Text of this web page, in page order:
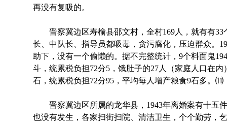
再没有复吸的。
晋察冀边区寿榆县邵文村，全村169人，就有有33
长、中队长、指导员都吸毒，贪污腐化，压迫群众。
助下，没有一个偷懒的。据不完整统计，9个料面鬼
斗，统累税负担72分5，饿肚子的27人（家庭人口在内
石，统累税负担72分95，平均每人增产粮食9石多。⑾
晋察冀边区所属的龙华县，1943年离婚案有十五件
也没有发生，各家扫街扫院、清洁卫生，个个勤劳，